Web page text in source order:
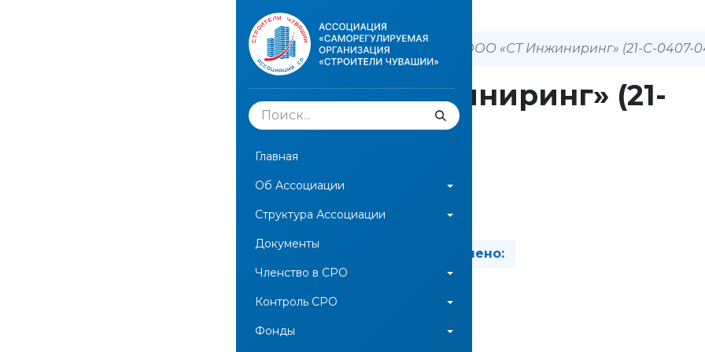
Главная
Об Ассоциации
Структура Ассоциации
Документы
Членство в СРО
Контроль СРО
Фонды
Сведения о членах СРО ООО «СТ Инжиниринг» (21-С-0407-
ООО «СТ Инжиниринг» (21-
С-0407-0421)
Опубликовано: Изменено:
Экспортировать файл